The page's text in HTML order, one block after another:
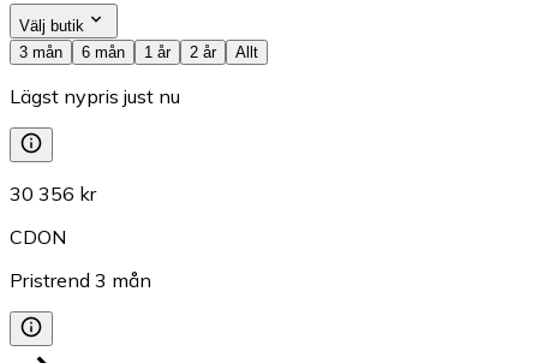
Välj butik
3 mån
6 mån 1 år 2 år Allt
Lägst nypris just nu
30 356 kr
CDON
Pristrend 3 mån